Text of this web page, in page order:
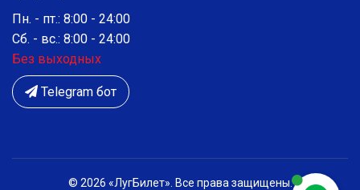
Пн. - пт.: 8:00 - 24:00
Сб. - вс.: 8:00 - 24:00
Без выходных
Telegram бот
© 2026 «ЛугБилет». Все права защищены.